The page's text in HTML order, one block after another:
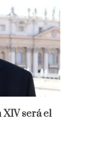
XIV será el